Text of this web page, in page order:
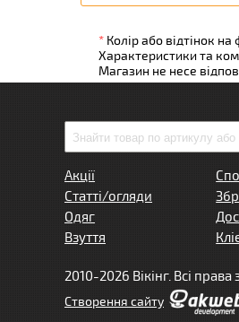
* Колір або відтінок
Характеристики та
Магазин не несе
Акції
Статті/огляди
Одяг
Взуття
2010-2026 Вікінг. Всі права
Створення сайту